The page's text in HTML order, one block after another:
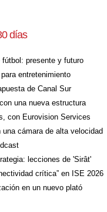
días
presente y futuro
entretenimiento
de Canal Sur
una nueva estructura
con Eurovision Services
cámara de alta velocidad
lecciones de 'Sirât'
crítica” en ISE 2026
en un nuevo plató